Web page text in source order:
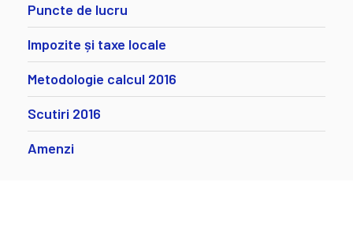
Puncte de lucru
Impozite și taxe locale
Metodologie calcul 2016
Scutiri 2016
Amenzi